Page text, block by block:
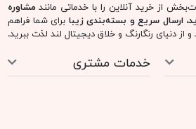
از خرید آنلاین را با خدماتی مانندمشاوره
ارسال سریع و بسته‌بندی زیبا برای شما فراهم
از دنیای رنگارنگ و خلاق دیجیتال لند لذت ببرید.
خدمات مشتری